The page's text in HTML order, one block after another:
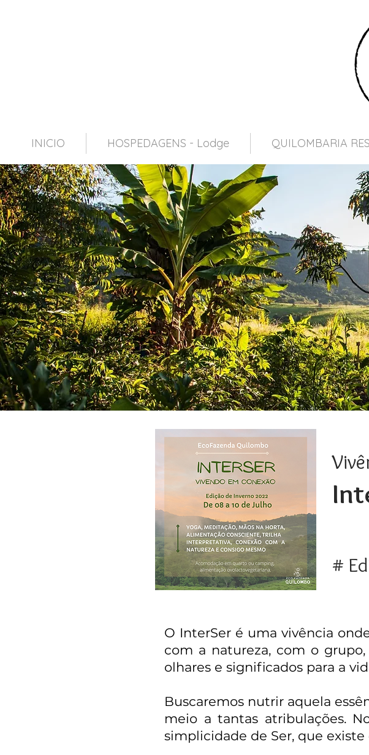
INICIO HOSPEDAGENS - Lodge QUILOMBARIA
#
O InterSer é uma vivência
com a natureza, com o
olhares e significados para a
Buscaremos nutrir aquela
meio a tantas atribulações.
simplicidade de Ser, que